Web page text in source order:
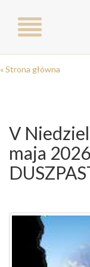
Toggle
navigation
« Strona główna
V
maja